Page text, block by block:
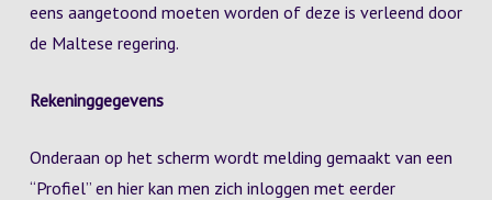
eens aangetoond moeten worden of deze is verleend door
de Maltese regering.
Rekeninggegevens
Onderaan op het scherm wordt melding gemaakt van een
“Profiel” en hier kan men zich inloggen met eerder